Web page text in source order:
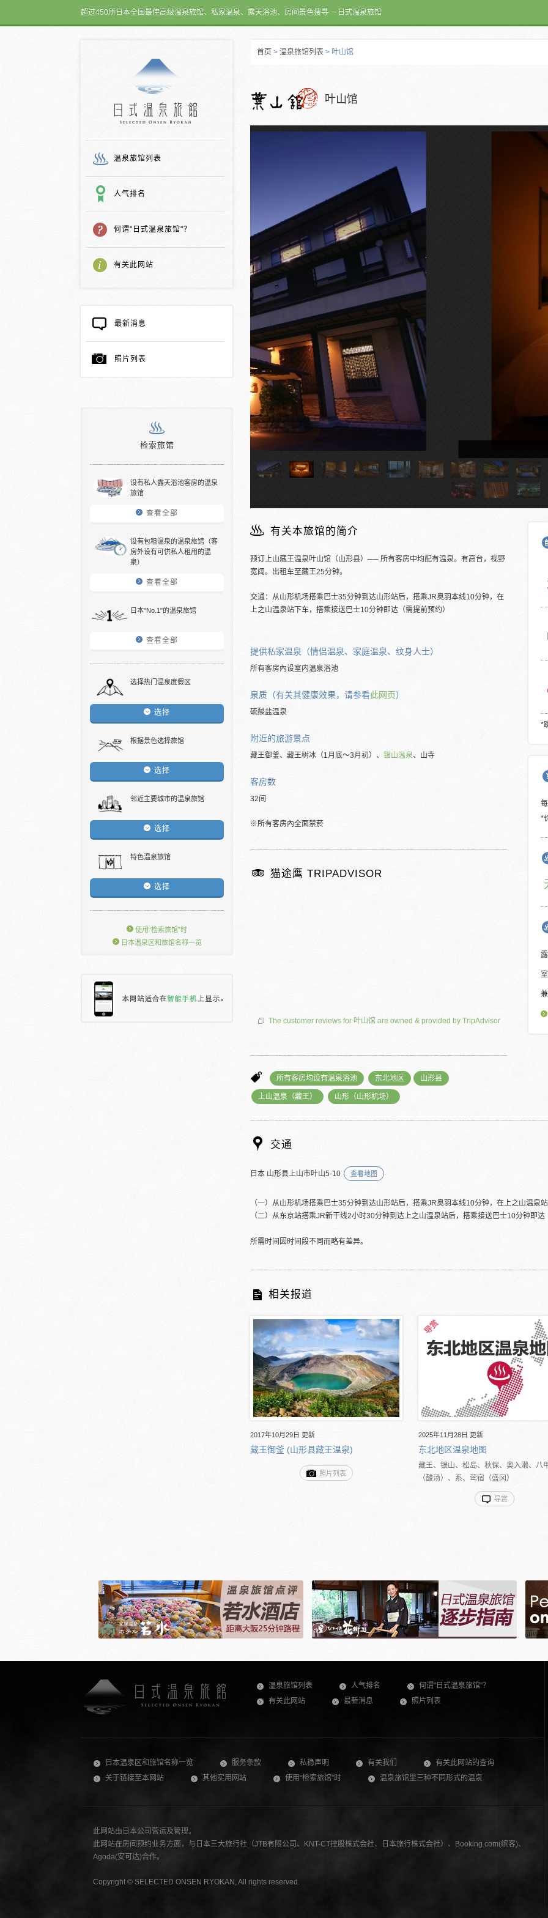
超过450所日本全国最佳高级温泉旅馆、私家温泉、露天浴池、房间景色搜寻 －日式温泉旅馆
温泉旅馆列表
人气排名
何谓"日式温泉旅馆"？
有关此网站
最新消息
照片列表
检索旅馆
设有私人露天浴池客房的温泉
旅馆
查看全部
设有包租温泉的温泉旅馆（客
房外设有可供私人租用的温
泉）
查看全部
日本"No.1"的温泉旅馆
查看全部
选择热门温泉度假区
选择
根据景色选择旅馆
选择
邻近主要城市的温泉旅馆
选择
特色温泉旅馆
选择
使用“检索旅馆”时
日本温泉区和旅馆名称一览
首页 > 温泉旅馆列表 > 叶山馆
叶山馆
有关本旅馆的简介
预订上山藏王温泉叶山馆（山形县）── 所有客房中均配有温泉。有高台，视野
宽阔。出租车至藏王25分钟。
交通：从山形机场搭乘巴士35分钟到达山形站后，搭乘JR奥羽本线10分钟，在
上之山温泉站下车，搭乘接送巴士10分钟即达（需提前预约）
提供私家温泉（情侣温泉、家庭温泉、纹身人士）
所有客房內设室内温泉浴池
泉质（有关其健康效果，请参看此网页）
硫酸盐温泉
附近的旅游景点
藏王御釜、藏王树冰（1月底～3月初）、 银山温泉、山寺
客房数
32间
※所有客房內全面禁菸
猫途鹰 TRIPADVISOR
The customer reviews for 叶山馆 are owned & provided by TripAdvisor
所有客房均设有温泉浴池 东北地区 山形县
上山温泉（藏王） 山形（山形机场）
*
*
交通
日本 山形县上山市叶山5-10 查看地图
（一）从山形机场搭乘巴士35分钟到达山形站后，搭乘JR奥羽本线10分钟，在上之山温泉
（二）从东京站搭乘JR新干线2小时30分钟到达上之山温泉站后，搭乘接送巴士10分钟即达
所需时间因时间段不同而略有差异。
相关报道
2017年10月29日 更新
藏王御釜 (山形县藏王温泉)
照片列表
2025年11月28日 更新
东北地区温泉地图
藏王、银山、松岛、秋保、奥入濑、八
（酸汤）、系、莺宿（盛冈）
导赏
温泉旅馆列表 人气排名
何谓"日式温泉旅馆"？
有关此网站
最新消息 照片列表
日本温泉区和旅馆名称一览 服务条款 私稳声明 有关我们
有关此网站的查询
关于链接至本网站
其他实用网站 使用“检索旅馆”时 温泉旅馆里三种不同形式的温泉
此网站由日本公司营运及管理。
此网站在房间预约业务方面，与日本三大旅行社（JTB有限公司、KNT-CT控股株式会社、日本旅行株式会社）、Booking.com(缤客)、
Agoda(安可达)合作。
Copyright © SELECTED ONSEN RYOKAN, All rights reserved.